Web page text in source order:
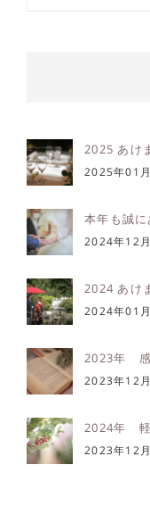
2025 あけ
2025年01
本年も誠
2024年12
2024 あけ
2024年01
2023年 感
2023年12
2024年 軽
2023年12